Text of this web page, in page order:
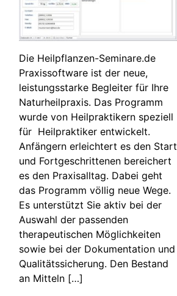
Die Heilpflanzen-Seminare.de
Praxissoftware ist der neue,
leistungsstarke Begleiter für Ihre
Naturheilpraxis. Das Programm
wurde von Heilpraktikern speziell
für Heilpraktiker entwickelt.
Anfängern erleichtert es den Start
und Fortgeschrittenen bereichert
es den Praxisalltag. Dabei geht
das Programm völlig neue Wege.
Es unterstützt Sie aktiv bei der
Auswahl der passenden
therapeutischen Möglichkeiten
sowie bei der Dokumentation und
Qualitätssicherung. Den Bestand
an Mitteln […]